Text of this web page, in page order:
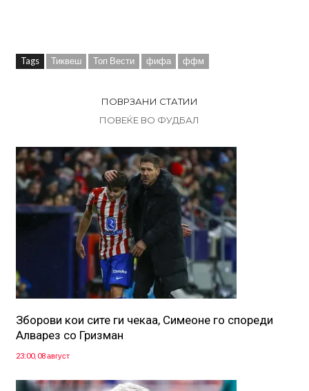
Tags Тиквеш Топ Вести фифа ффм
ПОВРЗАНИ СТАТИИ
ПОВЕЌЕ ВО ФУДБАЛ
Зборови кои сите ги чекаа, Симеоне го спореди
Алварез со Гризман
23:00, 08 август